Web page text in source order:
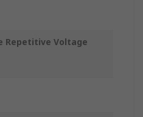
Repetitive Voltage